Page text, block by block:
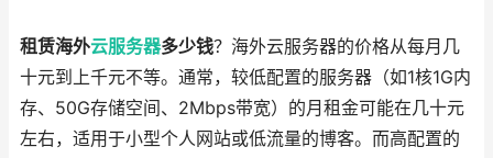
租赁海外云服务器多少钱？海外云服务器的价格从每月几
十元到上千元不等。通常，较低配置的服务器（如1核1G内
存、50G存储空间、2Mbps带宽）的月租金可能在几十元
左右，适用于小型个人网站或低流量的博客。而高配置的